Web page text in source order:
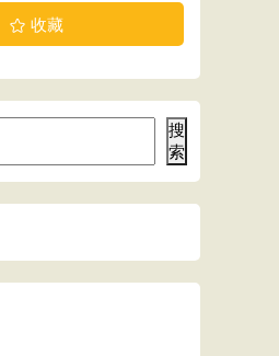
收藏
搜
索